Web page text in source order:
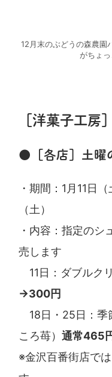
12月末のぶどうの森農園
がちょっ
［洋菓子工房］
●［各店］土曜
・期間：1月11日
（土）
・内容：指定のシ
売します
11日：ダブルク
→300円
18日・25日：季
ころ苺）通常465
※金沢百番街店で